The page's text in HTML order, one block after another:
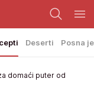
Deserti Posna
domaći puter od